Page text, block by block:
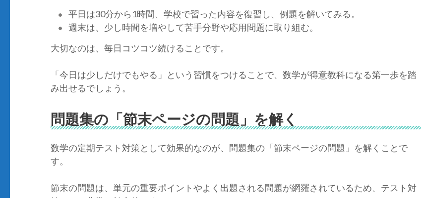
平日は30分から1時間、学校で習った内容を復習し、例題を解いてみる。
週末は、少し時間を増やして苦手分野や応用問題に取り組む。
大切なのは、毎日コツコツ続けることです。
「今日は少しだけでもやる」という習慣をつけることで、数学が得意教科になる第一歩を踏
み出せるでしょう。
問題集の「節末ページの問題」を解く
数学の定期テスト対策として効果的なのが、問題集の「節末ページの問題」を解くことで
す。
節末の問題は、単元の重要ポイントやよく出題される問題が網羅されているため、テスト対